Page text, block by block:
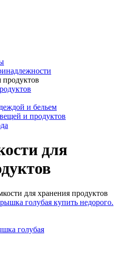
продуктов
и бельем
и продуктов
для
для хранения продуктов
голубая